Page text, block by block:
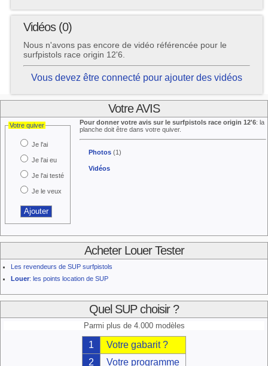
Vidéos (0)
Nous n'avons pas encore de vidéo référencée pour le
surfpistols race origin 12'6.
Vous devez être connecté pour ajouter des vidéos
Votre AVIS
Votre quiver
Je l'ai
Je l'ai eu
Je l'ai testé
Je le veux
Pour donner votre avis sur le surfpistols race origin 12'6: la
planche doit être dans votre quiver.
Photos (1)
Vidéos
Acheter Louer Tester
Les revendeurs de SUP surfpistols
Louer: les points location de SUP
Quel SUP choisir ?
Parmi plus de 4.000 modèles
1
Votre gabarit ?
2
Votre programme